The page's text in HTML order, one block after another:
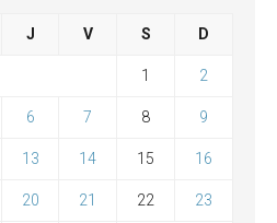
J V S D
1 2
6 7 8 9
13 14 15 16
20 21 22 23